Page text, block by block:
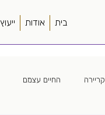
בית אודות
קריירה החיים עצמם